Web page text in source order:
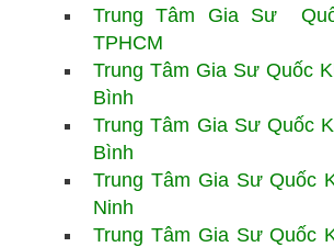
Trung Tâm Gia Sư
TPHCM
Trung Tâm Gia Sư Quốc
Bình
Trung Tâm Gia SưQuốc
Bình
Trung Tâm Gia SưQuốc
Ninh
Trung Tâm Gia Sư Quốc